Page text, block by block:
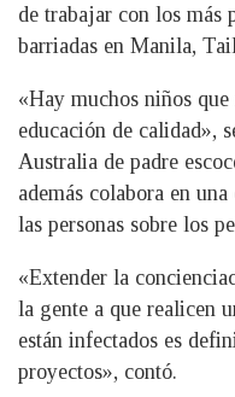
de trabajar con los más
barriadas en Manila,
«Hay muchos niños
educación de calidad»,
Australia de padre
además colabora en
las personas sobre los
«Extender la
la gente a que realicen
están infectados es
proyectos», contó.